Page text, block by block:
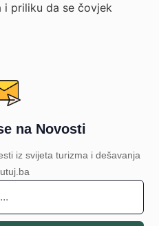
i priliku da se čovjek
na Novosti
iz svijeta turizma i dešavanja